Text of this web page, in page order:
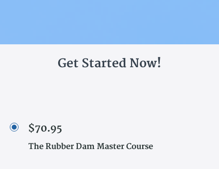
Get Started Now!
$70.95
The Rubber Dam Master Course